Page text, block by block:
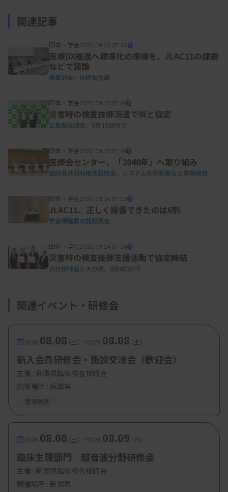
深澤氏は、これらの活動を踏まえて、「災害支援
の道筋を早期から構築する上で、現地にリエゾンを
派遣できたことが非常に効果的だった」と評価。ま
た、都道府県との協定締結が重要になっているとの
関連記事
団体・学会2025.09.26 07:02
医療DX推進へ標準化の準備を、JLAC11の課題
などで議論
検査部長・技師長会議
団体・学会2025.09.26 07:01
災害時の検査技師派遣で県と協定
三重県技師会、9月10日付で
団体・学会2025.09.26 07:01
医師会センター、「2040年」へ取り組み
医師会共同利用施設総会、システム共同利用など事例報告
団体・学会2025.09.24 07:02
JLAC11、正しく採番できたのは6割
学会評議員の施設調査
団体・学会2025.09.24 07:00
災害時の検査技師支援活動で協定締結
大分技師会と大分県、9月8日付で
関連イベント・研修会
2026. 08.08（土） -2026. 08.08（土）
新入会員研修会・施設交流会（歓迎会）
主催 : 兵庫県臨床検査技師会
開催場所 : 兵庫県
管理運営
2026. 08.08（土） -2026. 08.09（日）
臨床生理部門 超音波分野研修会
主催 : 新潟県臨床検査技師会
開催場所 : 新潟県